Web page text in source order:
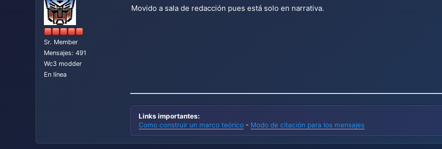
Sr. Member
Mensajes: 491
Wc3 modder
En línea
Movido a sala de redacción pues está solo en narrativa.
Links importantes:
Como construir un marco teórico - Modo de citación para los mensajes